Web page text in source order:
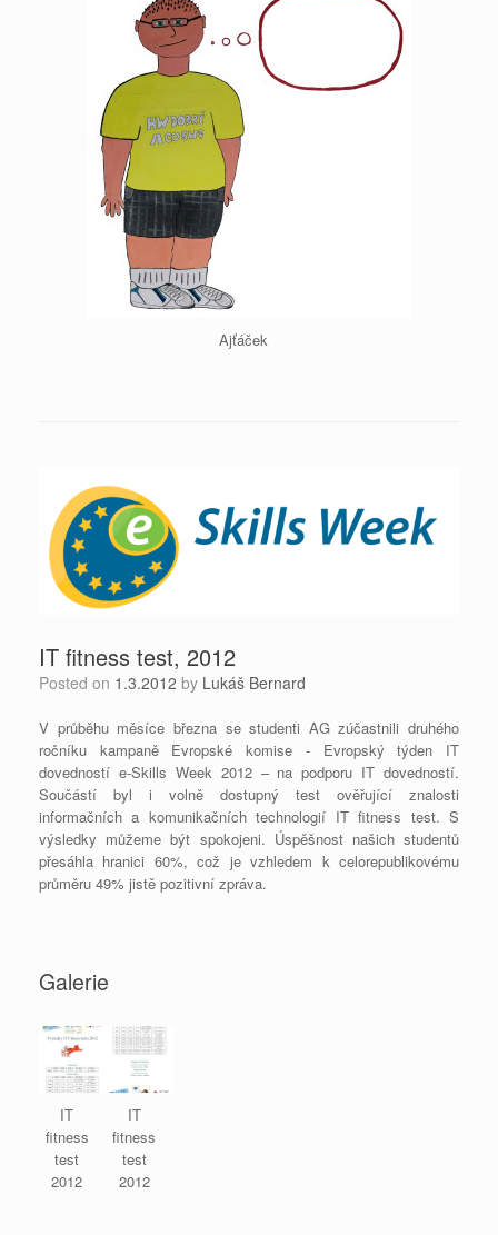
Ajťáček
IT fitness test, 2012
Posted on 1.3.2012 by Lukáš Bernard
V průběhu měsíce března se studenti AG zúčastnili druhého
ročníku kampaně Evropské komise - Evropský týden IT
dovedností e-Skills Week 2012 – na podporu IT dovedností.
Součástí byl i volně dostupný test ověřující znalosti
informačních a komunikačních technologií IT fitness test. S
výsledky můžeme být spokojeni. Úspěšnost našich studentů
přesáhla hranici 60%, což je vzhledem k celorepublikovému
průměru 49% jistě pozitivní zpráva.
Galerie
IT
fitness
test
2012
IT
fitness
test
2012